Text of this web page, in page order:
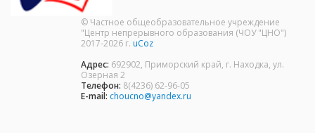
© Частное общеобразовательное учреждение
"Центр непрерывного образования (ЧОУ "ЦНО")
2017-2026 г. uCoz
Адрес: 692902, Приморский край, г. Находка, ул.
Озерная 2
Телефон: 8(4236) 62-96-05
E-mail: choucno@yandex.ru